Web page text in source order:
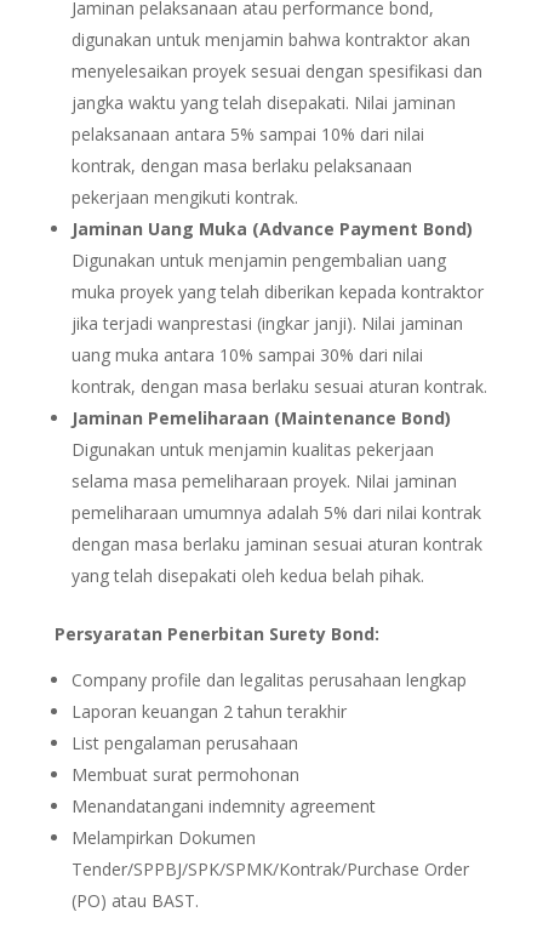
Jaminan pelaksanaan atau performance bond,
digunakan untuk menjamin bahwa kontraktor akan
menyelesaikan proyek sesuai dengan spesifikasi dan
jangka waktu yang telah disepakati. Nilai jaminan
pelaksanaan antara 5% sampai 10% dari nilai
kontrak, dengan masa berlaku pelaksanaan
pekerjaan mengikuti kontrak.
Jaminan Uang Muka (Advance Payment Bond)
Digunakan untuk menjamin pengembalian uang
muka proyek yang telah diberikan kepada kontraktor
jika terjadi wanprestasi (ingkar janji). Nilai jaminan
uang muka antara 10% sampai 30% dari nilai
kontrak, dengan masa berlaku sesuai aturan kontrak.
Jaminan Pemeliharaan (Maintenance Bond)
Digunakan untuk menjamin kualitas pekerjaan
selama masa pemeliharaan proyek. Nilai jaminan
pemeliharaan umumnya adalah 5% dari nilai kontrak
dengan masa berlaku jaminan sesuai aturan kontrak
yang telah disepakati oleh kedua belah pihak.
Persyaratan Penerbitan Surety Bond:
Company profile dan legalitas perusahaan lengkap
Laporan keuangan 2 tahun terakhir
List pengalaman perusahaan
Membuat surat permohonan
Menandatangani indemnity agreement
Melampirkan Dokumen
Tender/SPPBJ/SPK/SPMK/Kontrak/Purchase Order
(PO) atau BAST.